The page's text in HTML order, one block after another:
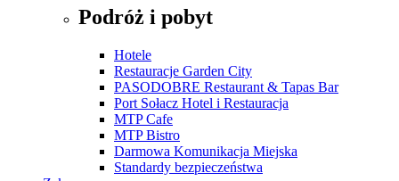
Podróż i pobyt
Hotele
Restauracje Garden City
PASODOBRE Restaurant & Tapas Bar
Port Sołacz Hotel i Restauracja
MTP Cafe
MTP Bistro
Darmowa Komunikacja Miejska
Standardy bezpieczeństwa